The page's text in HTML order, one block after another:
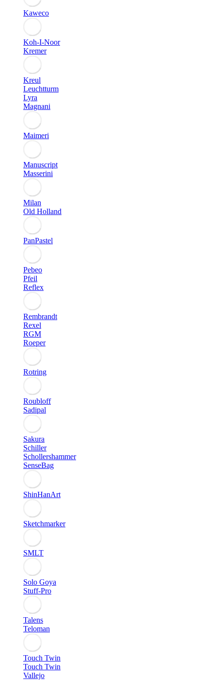
Kaweco
Koh-I-Noor
Kremer
Kreul
Leuchtturm
Lyra
Magnani
Maimeri
Manuscript
Masserini
Milan
Old Holland
PanPastel
Pebeo
Pfeil
Reflex
Rembrandt
Rexel
RGM
Roeper
Rotring
Roubloff
Sadipal
Sakura
Schiller
Schollershammer
SenseBag
ShinHanArt
Sketchmarker
SMLT
Solo Goya
Stuff-Pro
Talens
Teloman
Touch Twin
Touch Twin
Vallejo